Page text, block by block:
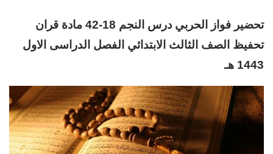
تحضير فواز الحربي درس النجم 18-42 مادة قران
تحفيظ الصف الثالث الابتدائي الفصل الدراسى الاول
1443 هـ